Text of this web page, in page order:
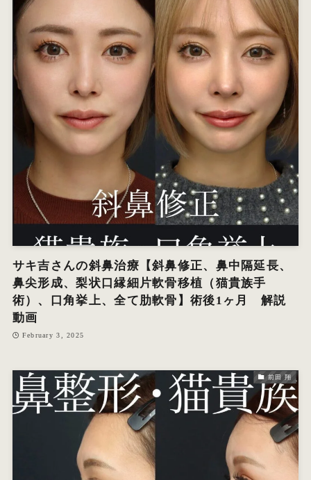
サキ吉さんの斜鼻治療【斜鼻修正、鼻中隔延長、
鼻尖形成、梨状口縁細片軟骨移植（猫貴族手
術）、口角挙上、全て肋軟骨】術後1ヶ月 解説
動画
February 3, 2025
前田 翔